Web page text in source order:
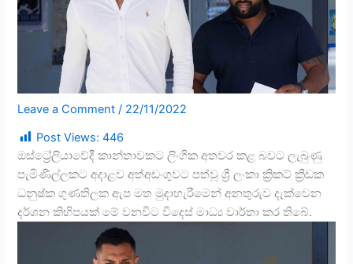
Leave a Comment / 22/11/2022
Post Views: 446
ඔස්ට්‍රේලියාවේදී කාන්තාවකට ලිංගික අතවර කළ බවට ලැබුණු
පැමිණිල්ලකට අදාළව අත්අඩංගුවට පත්වූ ශ්‍රී ලංකා ක්‍රිකට් ක්‍රීඩක
ධනුෂ්ක ගුණතිලක ඇප මත මුදාහැරීමෙන් අනතුරුව දැක්වෙන
දර්ශන කිහිපයක් මේ වනවිට විදෙස් මාධ්‍ය වාර්තා කර තිබේ.